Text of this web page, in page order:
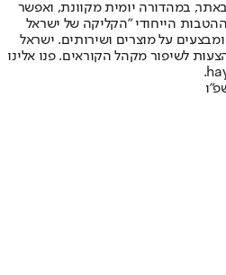
במהדורה יומית מקוונת, ואפשר
הייחודי "הקליקה של ישראל
על מוצרים ושירותים. ישראל
לשיפור מקהל הקוראים. פנו אלינו